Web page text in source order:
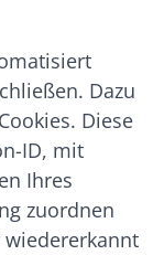
Dazu
Diese
ID, mit
Ihres
zuordnen
wiedererkannt